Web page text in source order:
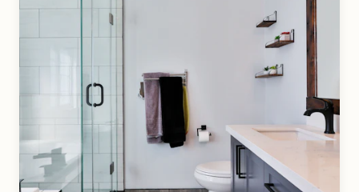
EXPLORER LA COLLECTION